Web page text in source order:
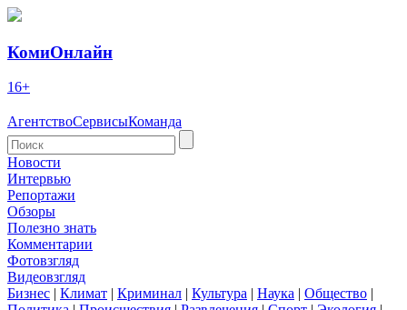
КомиОнлайн
16+
АгентствоСервисыКоманда
Новости
Интервью
Репортажи
Обзоры
Полезно знать
Комментарии
Фотовзгляд
Видеовзгляд
Бизнес | Климат | Криминал | Культура | Наука | Общество |